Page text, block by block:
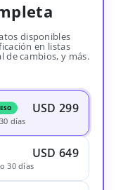
disponibles
en listas
de cambios, y más.
USD 299
días
USD 649
30 días